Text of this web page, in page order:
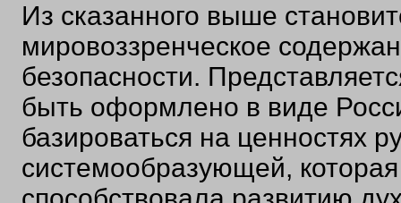
Из сказанного выше
мировоззренческое
безопасности.
быть оформлено в виде
базироваться на ценностях
системообразующей,